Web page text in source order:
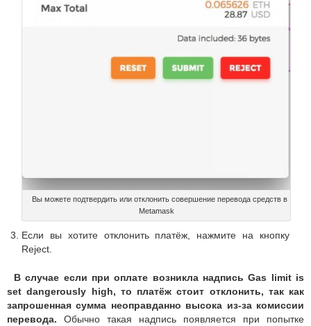
Вы можете подтвердить или отклонить совершение перевода средств в
Metamask
Если вы хотите отклонить платёж, нажмите на кнопку
Reject.
В случае если при оплате возникла надпись Gas limit is
set dangerously high, то платёж стоит отклонить, так как
запрошенная сумма неоправданно высока из-за комиссии
перевода. Обычно такая надпись появляется при попытке